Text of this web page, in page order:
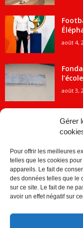
Gérer
Pour offrir les meilleures
telles que les cookies
appareils. Le fait de
des données telles que le
sur ce site. Le fait de ne
avoir un effet négatif sur
août 4,
août 3,
CATÉGORIE POPULAIRE
ACTUALITES
Economie
Société
Sport